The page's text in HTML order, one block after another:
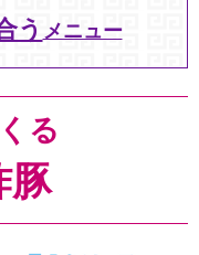
う メニュー
る
豚